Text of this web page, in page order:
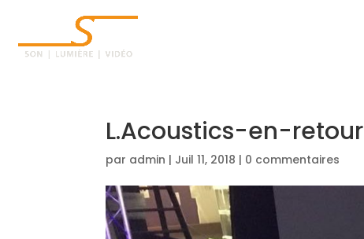
L.Acoustics-en-retour
par admin | Juil 11, 2018 | 0 commentaires